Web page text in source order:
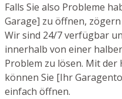
Falls Sie also Probleme
Garage] zu öffnen,
Wir sind 24/7 verfügbar
innerhalb von einer
Problem zu lösen. Mit
können Sie [Ihr
einfach öffnen.